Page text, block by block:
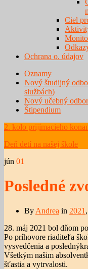
Ciel
Ochrana o. údajov
Oznamy
Nový študijný
službách)
Nový učebný
Štipendium
2. kolo prijímacieho
Deň detí na našej škole
jún 01
Posledné
By Andrea in 2021 ,
28. máj 2021 bol dňom
Po príhovore riaditeľa
vysvedčenia a
Všetkým našim
šťastia a vytrvalosti.